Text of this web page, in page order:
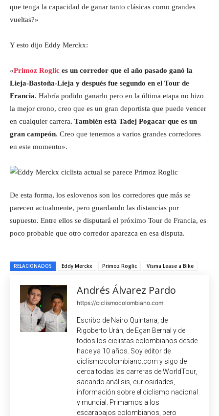
que tenga la capacidad de ganar tanto clásicas como grandes
vueltas?»
Y esto dijo Eddy Merckx:
«Primoz Roglic es un corredor que el año pasado ganó la
Lieja-Bastoña-Lieja y después fue segundo en el Tour de
Francia. Habría podido ganarlo pero en la última etapa no hizo
la mejor crono, creo que es un gran deportista que puede vencer
en cualquier carrera. También está Tadej Pogacar que es un
gran campeón. Creo que tenemos a varios grandes corredores
en este momento».
De esta forma, los eslovenos son los corredores que más se
parecen actualmente, pero guardando las distancias por
supuesto. Entre ellos se disputará el próximo Tour de Francia, es
poco probable que otro corredor aparezca en esa disputa.
RELACIONADOS Eddy Merckx Primoz Roglic Visma Lease a Bike
Andrés Álvarez Pardo
https://ciclismocolombiano.com
Escribo de Nairo Quintana, de
Rigoberto Urán, de Egan Bernal y de
todos los ciclistas colombianos desde
hace ya 10 años. Soy editor de
ciclismocolombiano.com y sigo de
cerca todas las carreras de WorldTour,
sacando análisis, curiosidades,
información sobre el ciclismo nacional
y mundial. Primamos a los
escarabajos colombianos, pero